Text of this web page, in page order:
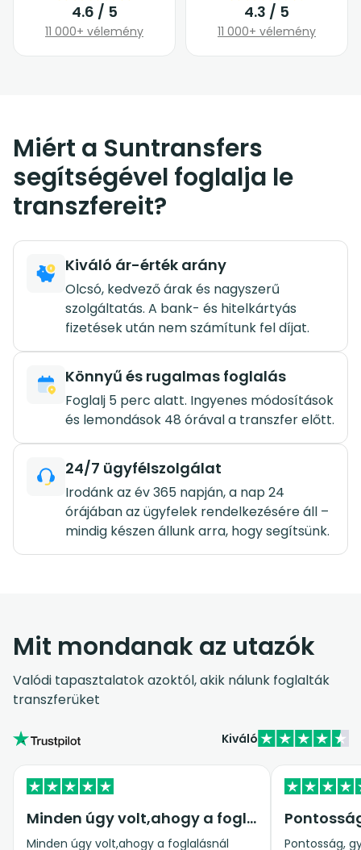
4.6 / 5
11 000+ vélemény
4.3 / 5
11 000+ vélemény
Miért a Suntransfers
segítségével foglalja le
transzfereit?
Kiváló ár-érték arány
Olcsó, kedvező árak és nagyszerű
szolgáltatás. A bank- és hitelkártyás
fizetések után nem számítunk fel díjat.
Könnyű és rugalmas foglalás
Foglalj 5 perc alatt. Ingyenes módosítások
és lemondások 48 órával a transzfer előtt.
24/7 ügyfélszolgálat
Irodánk az év 365 napján, a nap 24
órájában az ügyfelek rendelkezésére áll –
mindig készen állunk arra, hogy segítsünk.
Mit mondanak az utazók
Valódi tapasztalatok azoktól, akik nálunk foglalták
transzferüket
Kiváló
Minden úgy volt,ahogy a foglalásnál…
Minden úgy volt,ahogy a foglalásnál
Pontosság,